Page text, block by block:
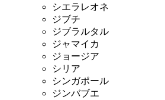
シエラレオネ
ジブチ
ジブラルタル
ジャマイカ
ジョージア
シリア
シンガポール
ジンバブエ